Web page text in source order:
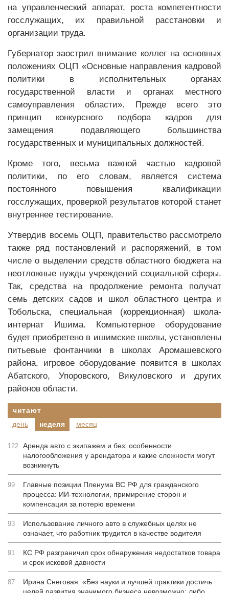
на управленческий аппарат, роста компетентности
госслужащих, их правильной расстановки и
организации труда.
Губернатор заострил внимание коллег на основных
положениях ОЦП «Основные направления кадровой
политики в исполнительных органах
государственной власти и органах местного
самоуправления области». Прежде всего это
принцип конкурсного подбора кадров для
замещения подавляющего большинства
государственных и муниципальных должностей.
Кроме того, весьма важной частью кадровой
политики, по его словам, является система
постоянного повышения квалификации
госслужащих, проверкой результатов которой станет
внутреннее тестирование.
Утвердив восемь ОЦП, правительство рассмотрело
также ряд постановлений и распоряжений, в том
числе о выделении средств областного бюджета на
неотложные нужды учреждений социальной сферы.
Так, средства на продолжение ремонта получат
семь детских садов и школ областного центра и
Тобольска, специальная (коррекционная) школа-
интернат Ишима. Компьютерное оборудование
будет приобретено в ишимские школы, установлены
питьевые фонтанчики в школах Аромашевского
района, игровое оборудование появится в школах
Абатского, Упоровского, Викуловского и других
районов области.
читают
день
неделя месяц
122 Аренда авто с экипажем и без: особенности
налогообложения у арендатора и какие сложности могут
возникнуть
99
Главные позиции Пленума ВС РФ для гражданского
процесса: ИИ-технологии, примирение сторон и
компенсация за потерю времени
93
Использование личного авто в служебных целях не
означает, что работник трудится в качестве водителя
91
КС РФ разграничил срок обнаружения недостатков товара
и срок исковой давности
87
Ирина Снеговая: «Без науки и лучшей практики достичь